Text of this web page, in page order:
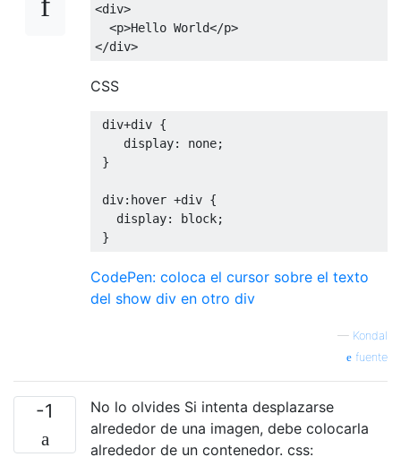
<div>
<p>Hello World</p>
</div>
CSS
div+div {
    display
: none;
}
div: hover +div {
   display
: block;
}
CodePen: coloca el cursor sobre el texto
del show div en otro div
— Kondal
fuente
-1
No lo olvides Si intenta desplazarse
alrededor de una imagen, debe colocarla
alrededor de un contenedor. css: